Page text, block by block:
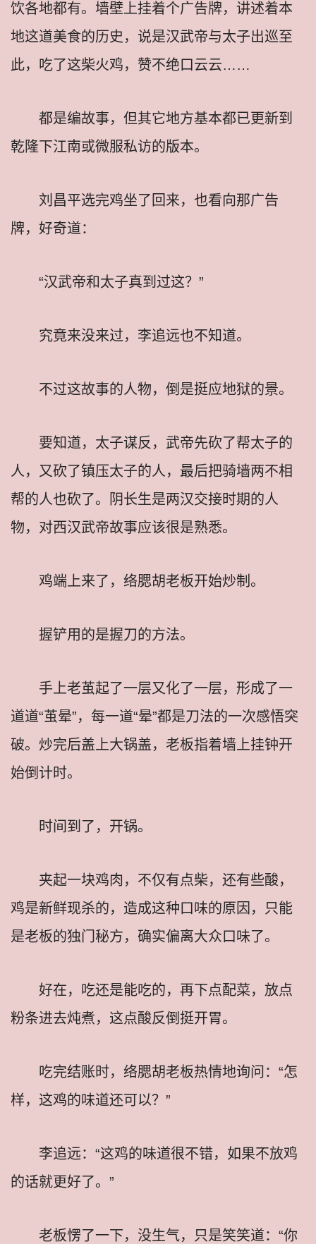
饮各地都有。墙壁上挂着个广告牌，讲述着本
地这道美食的历史，说是汉武帝与太子出巡至
此，吃了这柴火鸡，赞不绝口云云……
都是编故事，但其它地方基本都已更新到
乾隆下江南或微服私访的版本。
刘昌平选完鸡坐了回来，也看向那广告
牌，好奇道：
“汉武帝和太子真到过这？”
究竟来没来过，李追远也不知道。
不过这故事的人物，倒是挺应地狱的景。
要知道，太子谋反，武帝先砍了帮太子的
人，又砍了镇压太子的人，最后把骑墙两不相
帮的人也砍了。阴长生是两汉交接时期的人
物，对西汉武帝故事应该很是熟悉。
鸡端上来了，络腮胡老板开始炒制。
握铲用的是握刀的方法。
手上老茧起了一层又化了一层，形成了一
道道“茧晕”，每一道“晕”都是刀法的一次感悟突
破。炒完后盖上大锅盖，老板指着墙上挂钟开
始倒计时。
时间到了，开锅。
夹起一块鸡肉，不仅有点柴，还有些酸，
鸡是新鲜现杀的，造成这种口味的原因，只能
是老板的独门秘方，确实偏离大众口味了。
好在，吃还是能吃的，再下点配菜，放点
粉条进去炖煮，这点酸反倒挺开胃。
吃完结账时，络腮胡老板热情地询问：“怎
样，这鸡的味道还可以？”
李追远：“这鸡的味道很不错，如果不放鸡
的话就更好了。”
老板愣了一下，没生气，只是笑笑道：“你